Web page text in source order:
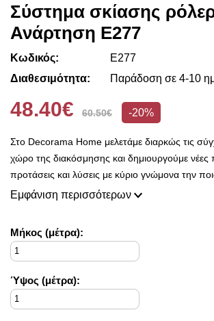
Σύστημα σκίασης
Ανάρτηση E277
Κωδικός:
E277
Διαθεσιμότητα:
Παράδοση σε 4-10
48.40€ 60.50€ -20%
Στο Decorama Home μελετάμε διαρκώς τις
χώρο της διακόσμησης και δημιουργούμε νέες
προτάσεις και λύσεις με κύριο γνώμονα την
ασύγκριτο design, προκειμένου να είμαστε
φρέσκες ιδέες διακόσμησης, που ικανοποιούν
απαιτητικούς!
ασύγκριτο στυλ στο προσωπικό σας χώρο και
με τον πιο όμορφο τρόπο!
Εμφάνιση περισσότερων
Mήκος (μέτρα):
Ύψος (μέτρα):